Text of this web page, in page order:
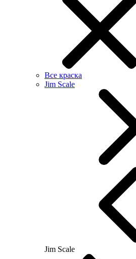
Все краска
Jim Scale
Jim Scale